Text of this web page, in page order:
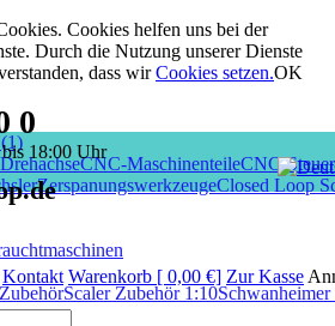
Cookies helfen uns bei der
Durch die Nutzung unserer Dienste
dass wirCookies setzen.OK
CNC-MaschinenteileCNC-
ZerspanungswerkzeugeClosed Loop
Scaler Zubehör 1:10
0
18:00 Uhr
Kontakt Warenkorb [ 0,00 €] Zur Kasse